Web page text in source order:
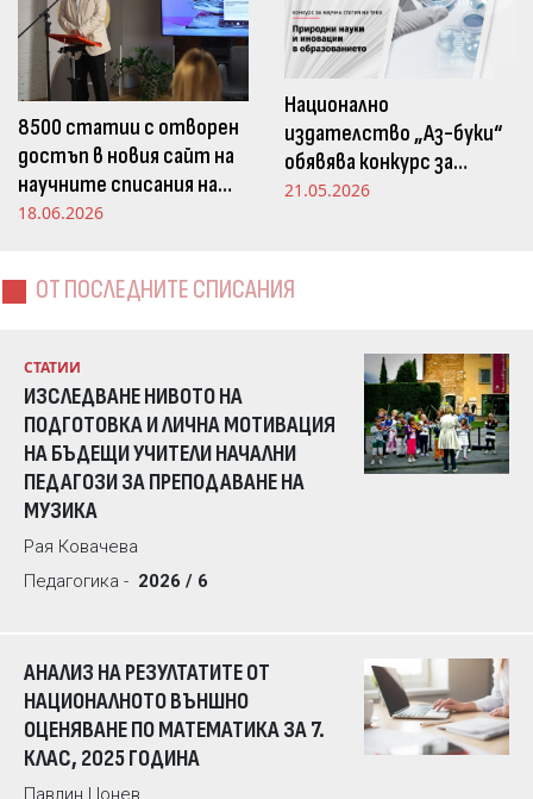
8500 статии с отворен
достъп в новия сайт на
научните списания на
Издателство „Аз-буки“
18.06.2026
Национално
издателство „Аз-буки“
обявява конкурс за
научна статия на тема
образованието“
21.05.2026
ОТ ПОСЛЕДНИТЕ СПИСАНИЯ
СТАТИИ
ИЗСЛЕДВАНЕ НИВОТО НА
ПОДГОТОВКА И ЛИЧНА МОТИВАЦИЯ
НА БЪДЕЩИ УЧИТЕЛИ НАЧАЛНИ
ПЕДАГОЗИ ЗА ПРЕПОДАВАНЕ НА
МУЗИКА
Рая Ковачева
Педагогика - 2026 / 6
АНАЛИЗ НА РЕЗУЛТАТИТЕ ОТ
НАЦИОНАЛНОТО ВЪНШНО
ОЦЕНЯВАНЕ ПО МАТЕМАТИКА ЗА 7.
КЛАС, 2025 ГОДИНА
Павлин Цонев